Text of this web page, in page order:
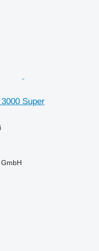
Super